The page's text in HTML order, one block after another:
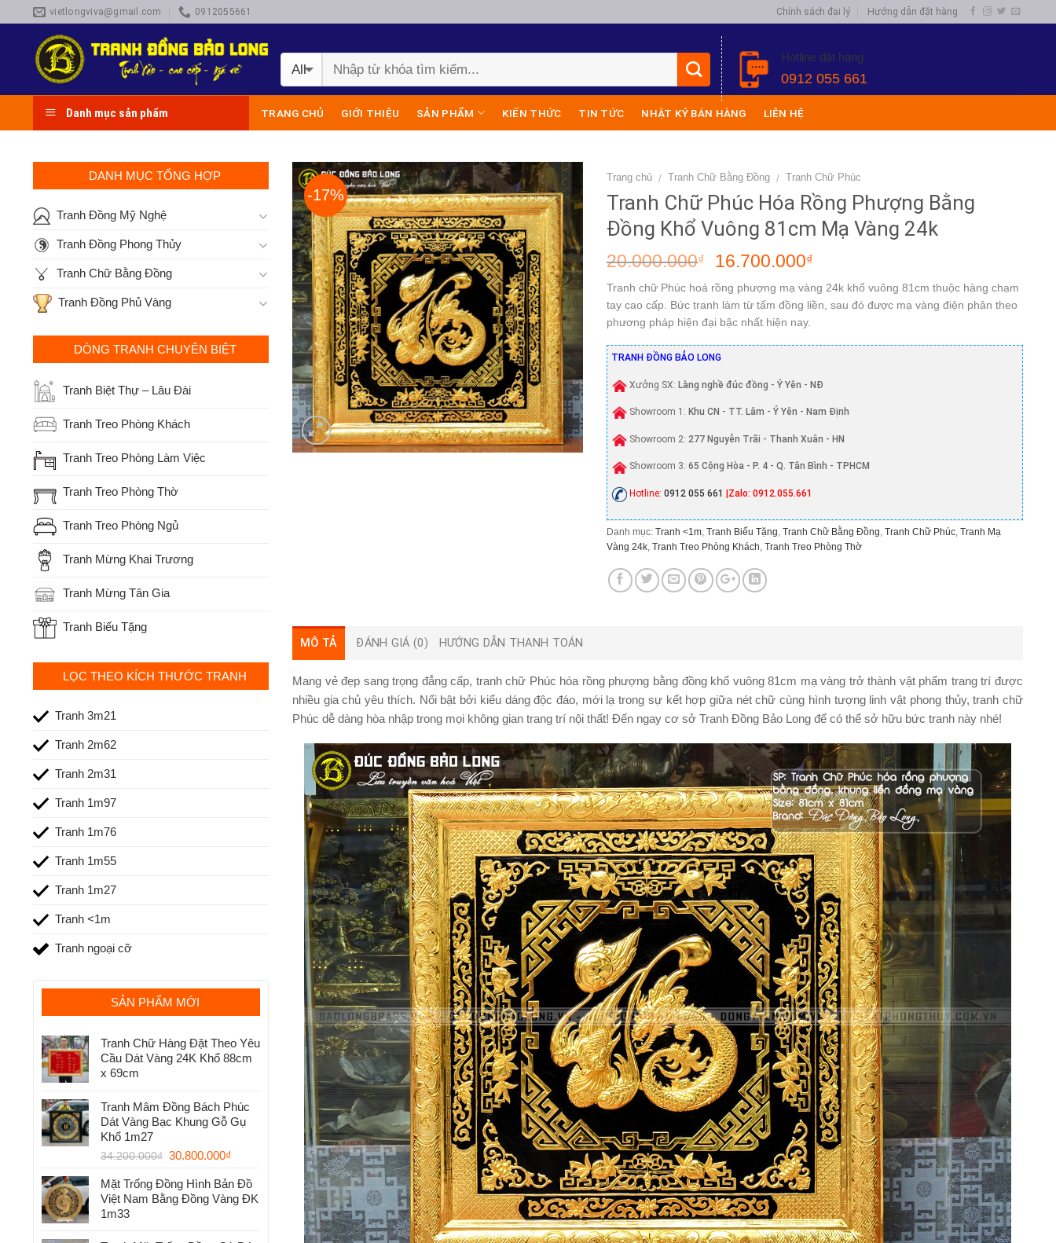
to
vietlongviva@gmail.com 0912055661 Chính sách đại lý Hướng dẫn đặt hàng
Hotline đặt hàng
0912 055 661
Danh mục sản phẩm TRANG CHỦ GIỚI THIỆU SẢN PHẨM KIẾN THỨC TIN TỨC NHẬT KÝ BÁN HÀNG LIÊN HỆ
-17%
Trang chủ / Tranh Chữ Bằng Đồng / Tranh Chữ Phúc
Tranh Chữ Phúc Hóa Rồng Phượng Bằng
Đồng Khổ Vuông 81cm Mạ Vàng 24k
20.000.000₫ 16.700.000₫
Tranh chữ Phúc hoá rồng phượng mạ vàng 24k khổ vuông 81cm thuộc hàng chạm
tay cao cấp. Bức tranh làm từ tấm đồng liền, sau đó được mạ vàng điện phân theo
phương pháp hiện đại bậc nhất hiện nay.
TRANH ĐỒNG BẢO LONG
Xưởng SX: Làng nghề đúc đồng - Ý Yên - NĐ
Showroom 1: Khu CN - TT. Lâm - Ý Yên - Nam Định
Showroom 2: 277 Nguyễn Trãi - Thanh Xuân - HN
Showroom 3: 65 Cộng Hòa - P. 4 - Q. Tân Bình - TPHCM
Hotline: 0912 055 661 |Zalo: 0912.055.661
Danh mục: Tranh <1m Tranh Biếu Tặng Tranh Chữ Bằng Đồng Tranh Chữ Phúc Tranh Mạ
Vàng 24k Tranh Treo Phòng Khách Tranh Treo Phòng Thờ
MÔ TẢ ĐÁNH GIÁ (0) HƯỚNG DẪN THANH TOÁN
Mang vẻ đẹp sang trọng đẳng cấp, tranh chữ Phúc hóa rồng phượng bằng đồng khổ vuông 81cm mạ vàng trở thành vật phẩm trang trí được
nhiều gia chủ yêu thích. Nổi bật bởi kiểu dáng độc đáo, mới lạ trong sự kết hợp giữa nét chữ cùng hình tượng linh vật phong thủy, tranh chữ
Phúc dễ dàng hòa nhập trong mọi không gian trang trí nội thất! Đến ngay cơ sở Tranh Đồng Bảo Long để có thể sở hữu bức tranh này nhé!
DANH MỤC TỔNG HỢP
Tranh Đồng Mỹ Nghệ
Tranh Đồng Phong Thủy
Tranh Chữ Bằng Đồng
Tranh Đồng Phủ Vàng
DÒNG TRANH CHUYÊN BIỆT
Tranh Biệt Thự – Lâu Đài
Tranh Treo Phòng Khách
Tranh Treo Phòng Làm Việc
Tranh Treo Phòng Thờ
Tranh Treo Phòng Ngủ
Tranh Mừng Khai Trương
Tranh Mừng Tân Gia
Tranh Biếu Tặng
LỌC THEO KÍCH THƯỚC TRANH
Tranh 3m21
Tranh 2m62
Tranh 2m31
Tranh 1m97
Tranh 1m76
Tranh 1m55
Tranh 1m27
Tranh <1m
Tranh ngoại cỡ
SẢN PHẨM MỚI
Tranh Chữ Hàng Đặt Theo Yêu
Cầu Dát Vàng 24K Khổ 88cm
x 69cm
Tranh Mâm Đồng Bách Phúc
Dát Vàng Bạc Khung Gỗ Gụ
Khổ 1m27
34.200.000₫ 30.800.000₫
Mặt Trống Đồng Hình Bản Đồ
Việt Nam Bằng Đồng Vàng ĐK
1m33